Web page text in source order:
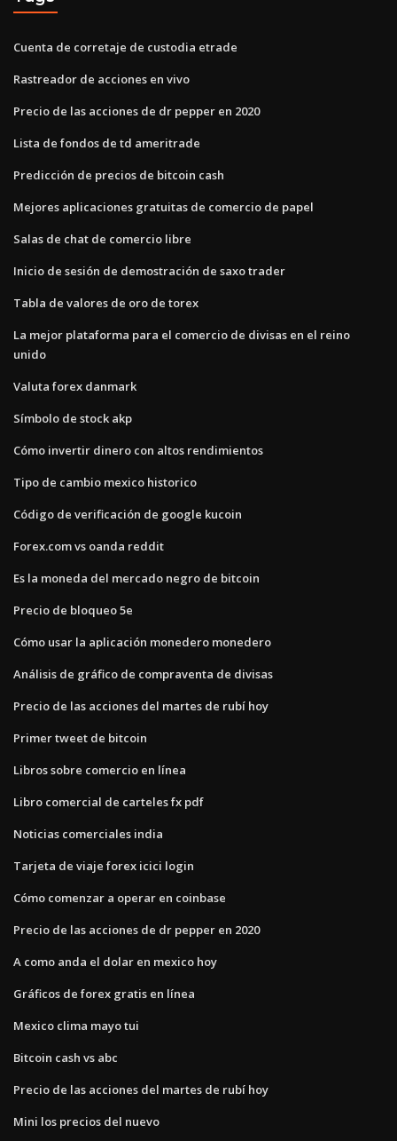
Cuenta de corretaje de custodia etrade
Rastreador de acciones en vivo
Precio de las acciones de dr pepper en 2020
Lista de fondos de td ameritrade
Predicción de precios de bitcoin cash
Mejores aplicaciones gratuitas de comercio de papel
Salas de chat de comercio libre
Inicio de sesión de demostración de saxo trader
Tabla de valores de oro de torex
La mejor plataforma para el comercio de divisas en el reino
unido
Valuta forex danmark
Símbolo de stock akp
Cómo invertir dinero con altos rendimientos
Tipo de cambio mexico historico
Código de verificación de google kucoin
Forex.com vs oanda reddit
Es la moneda del mercado negro de bitcoin
Precio de bloqueo 5e
Cómo usar la aplicación monedero monedero
Análisis de gráfico de compraventa de divisas
Precio de las acciones del martes de rubí hoy
Primer tweet de bitcoin
Libros sobre comercio en línea
Libro comercial de carteles fx pdf
Noticias comerciales india
Tarjeta de viaje forex icici login
Cómo comenzar a operar en coinbase
Precio de las acciones de dr pepper en 2020
A como anda el dolar en mexico hoy
Gráficos de forex gratis en línea
Mexico clima mayo tui
Bitcoin cash vs abc
Precio de las acciones del martes de rubí hoy
Mini los precios del nuevo